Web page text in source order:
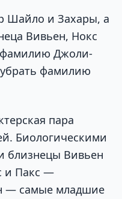
Шайло и Захары, а
Вивьен, Нокс
фамилию Джоли-
фамилию
пара
Биологическими
близнецы Вивьен
и Пакс —
— самые младшие